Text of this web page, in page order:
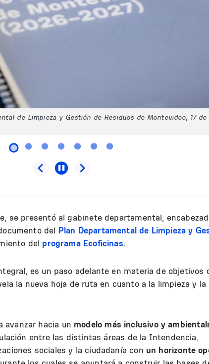
de Limpieza y Gestión de Residuos de Montevideo, 17 de
se presentó al gabinete departamental,
del Plan Departamental de Limpieza y
del programa Ecoficinas.
es un paso adelante en materia de objetivos
la nueva hoja de ruta en cuanto a la limpieza y la
avanzar hacia un modelo más inclusivo y
entre las distintas áreas de la Intendencia,
sociales y la ciudadanía con un horizonte